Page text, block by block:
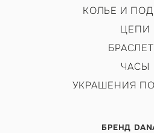
КОЛЬЕ И
ЦЕПИ
ЧАСЫ
УКРАШЕНИЯ
БРЕНД